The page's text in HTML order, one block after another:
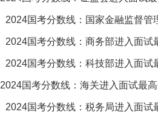
2024国考分数线：国家金融监督管
2024国考分数线：商务部进入面试
2024国考分数线：科技部进入面试
2024国考分数线：海关进入面试最
2024国考分数线：税务局进入面试